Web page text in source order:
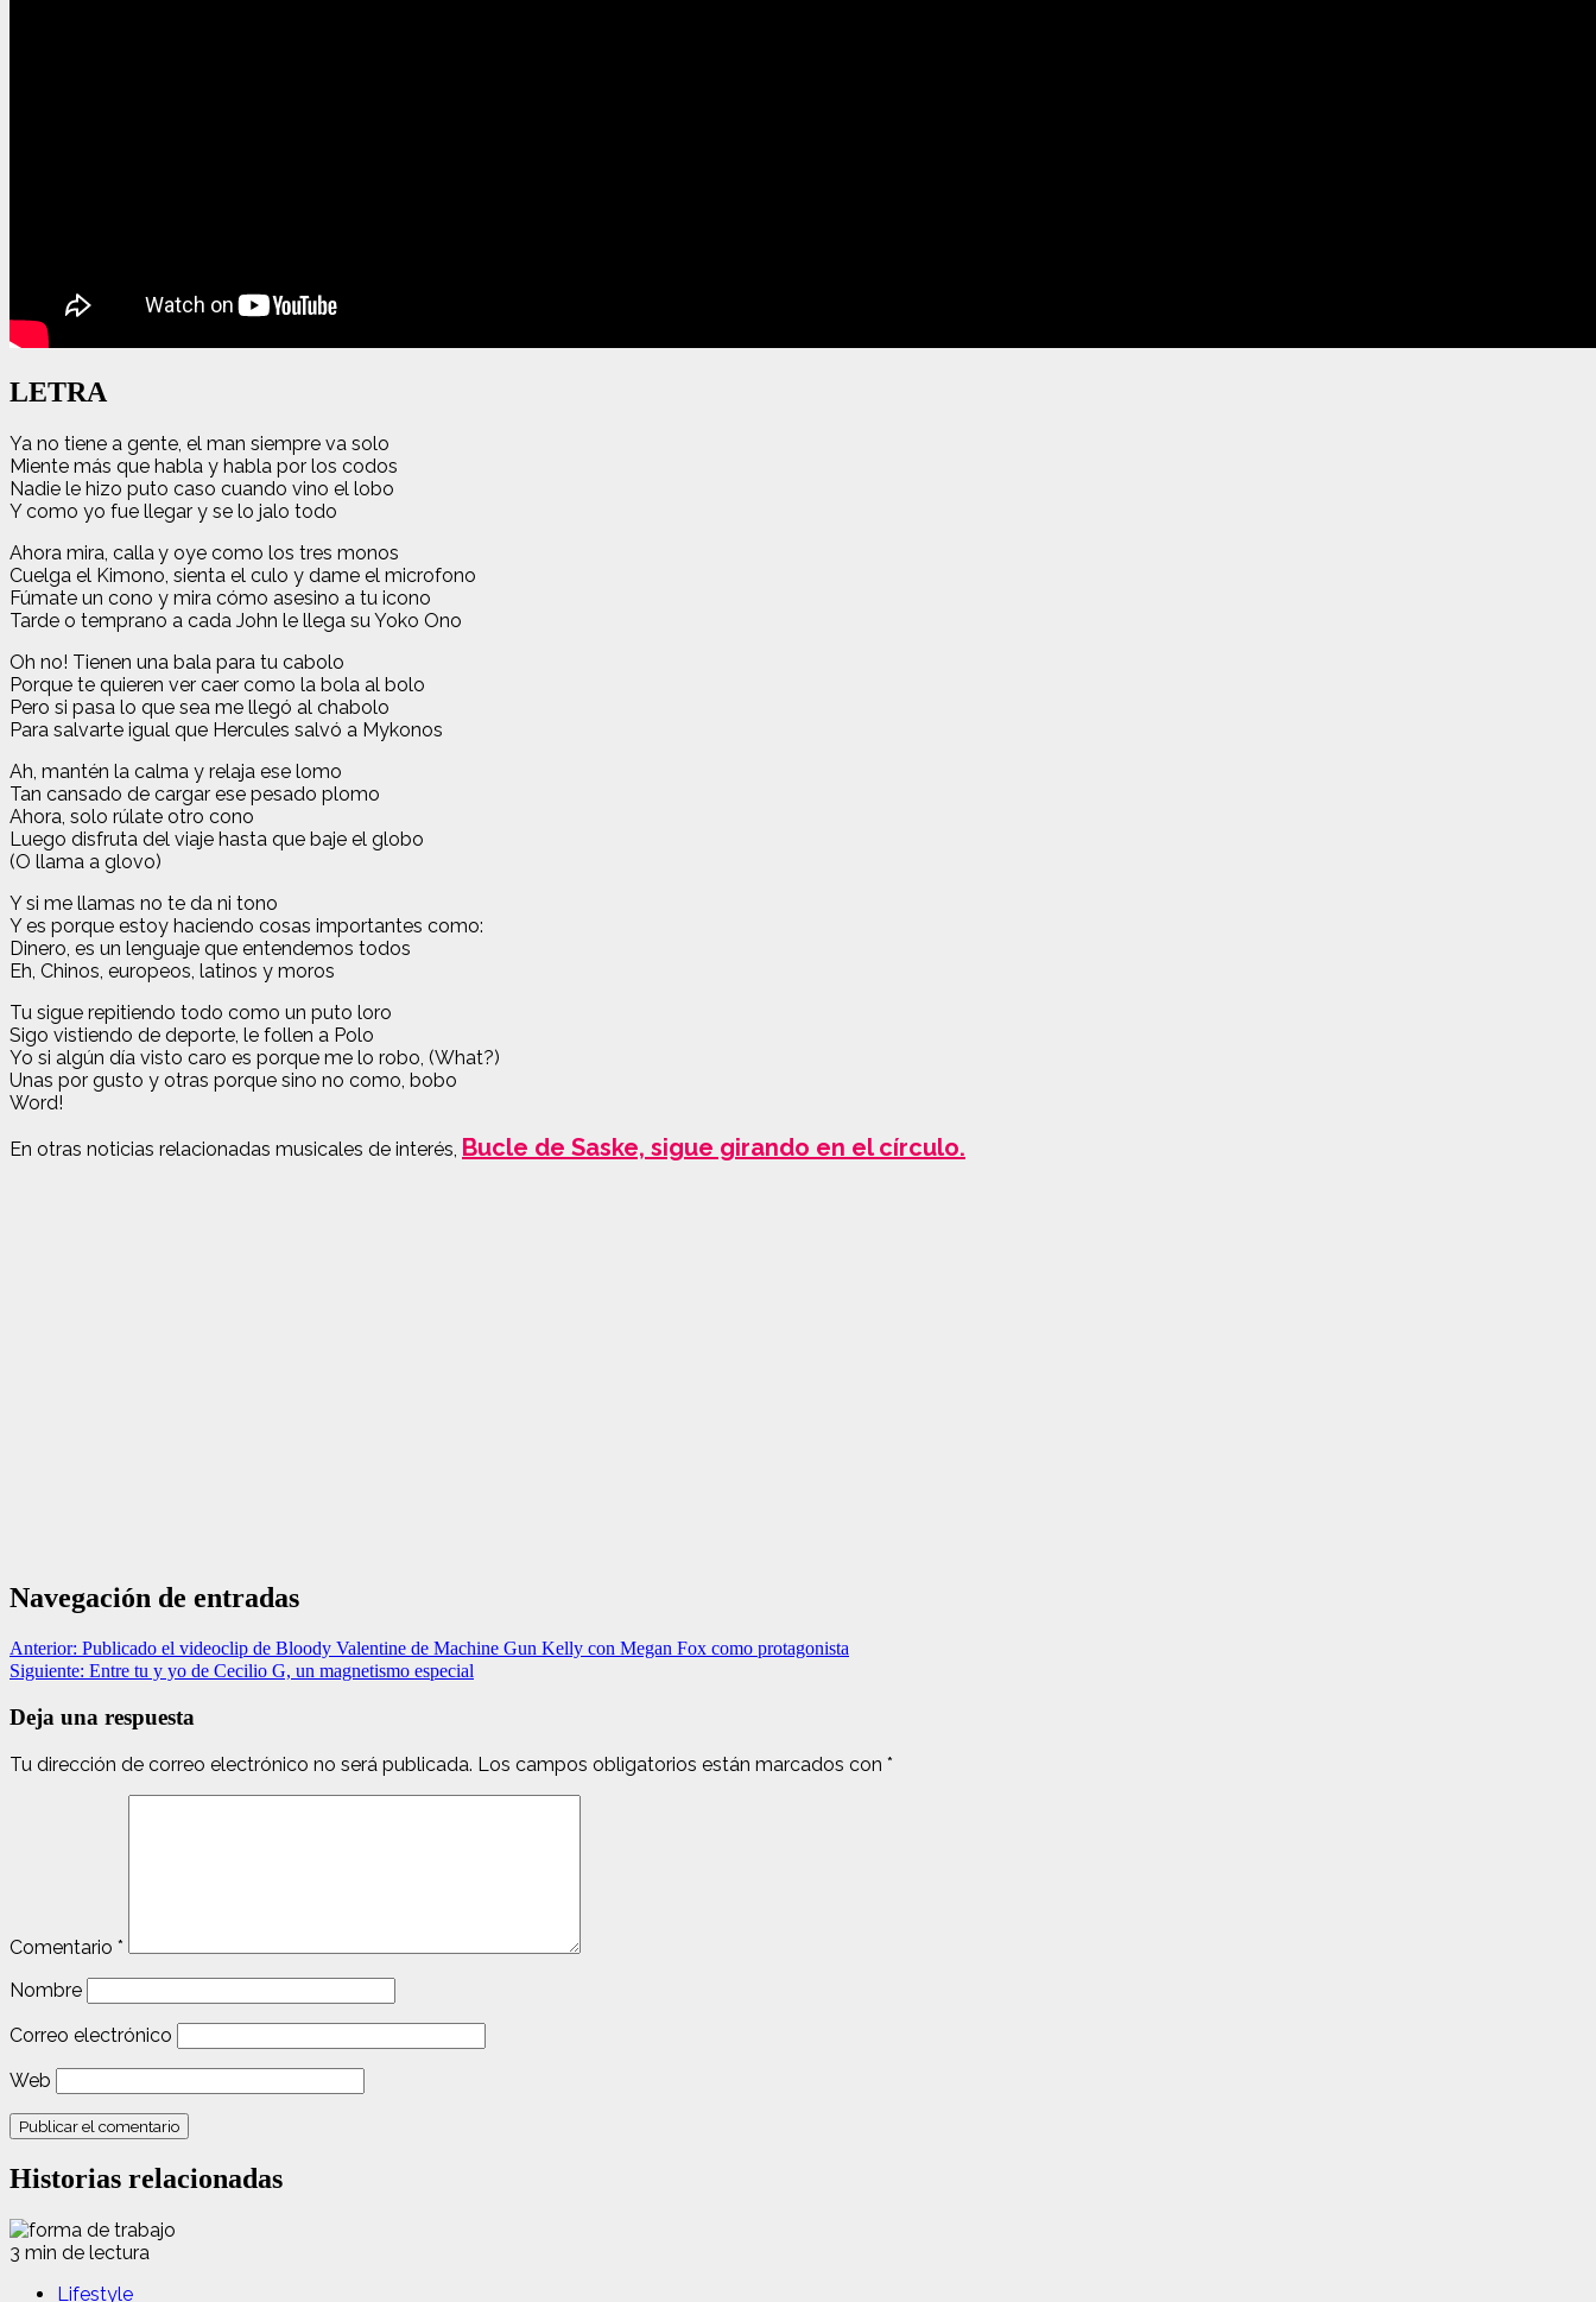
LETRA
Ya no tiene a gente, el man siempre va solo
Miente más que habla y habla por los codos
Nadie le hizo puto caso cuando vino el lobo
Y como yo fue llegar y se lo jalo todo
Ahora mira, calla y oye como los tres monos
Cuelga el Kimono, sienta el culo y dame el microfono
Fúmate un cono y mira cómo asesino a tu icono
Tarde o temprano a cada John le llega su Yoko Ono
Oh no! Tienen una bala para tu cabolo
Porque te quieren ver caer como la bola al bolo
Pero si pasa lo que sea me llegó al chabolo
Para salvarte igual que Hercules salvó a Mykonos
Ah, mantén la calma y relaja ese lomo
Tan cansado de cargar ese pesado plomo
Ahora, solo rúlate otro cono
Luego disfruta del viaje hasta que baje el globo
(O llama a glovo)
Y si me llamas no te da ni tono
Y es porque estoy haciendo cosas importantes como:
Dinero, es un lenguaje que entendemos todos
Eh, Chinos, europeos, latinos y moros
Tu sigue repitiendo todo como un puto loro
Sigo vistiendo de deporte, le follen a Polo
Yo si algún día visto caro es porque me lo robo, (What?)
Unas por gusto y otras porque sino no como, bobo
Word!
En otras noticias relacionadas musicales de interés, Bucle de Saske, sigue girando en el círculo.
Navegación de entradas
Anterior: Publicado el videoclip de Bloody Valentine de Machine Gun Kelly con Megan Fox como protagonista
Siguiente: Entre tu y yo de Cecilio G, un magnetismo especial
Deja una respuesta
Tu dirección de correo electrónico no será publicada. Los campos obligatorios están marcados con *
Comentario *
Nombre
Correo electrónico
Web
Historias relacionadas
3 min de lectura
Lifestyle